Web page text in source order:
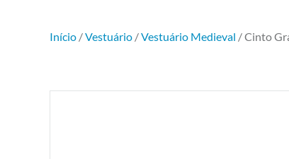
Início /Vestuário /Vestuário Medieval / Cinto